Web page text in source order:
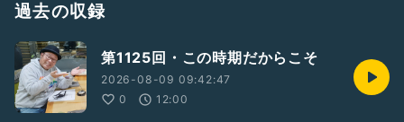
過去の収録
第1125回・この時期だからこそ
2026-08-09 09:42:47
0
12:00